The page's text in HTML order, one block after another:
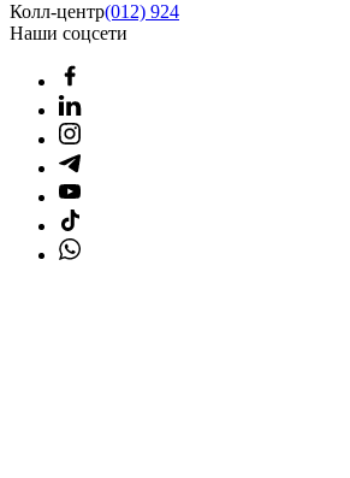
Колл-центр(012) 924
Наши соцсети